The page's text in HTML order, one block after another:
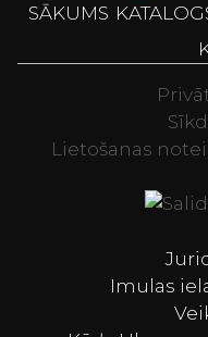
SĀKUMS
Lietošanas
Imulas